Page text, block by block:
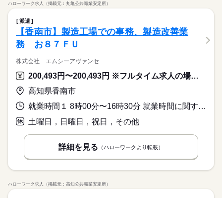
ハローワーク求人（掲載元：丸亀公共職業安定所）
派遣
【香南市】製造工場での事務、製造改善業
務 お８７ＦＵ
株式会社 エムシーアヴァンセ
200,493円〜200,493円 ※フルタイム求人の場合は月額（換算額）、パート求人の場合は時間額を表示しています。
高知県香南市
就業時間１ 8時00分〜16時30分 就業時間に関する特記事項 ＊休憩時間 １２：００～１２：４５
土曜日，日曜日，祝日，その他
詳細を見る （ハローワークより転載）
ハローワーク求人（掲載元：高知公共職業安定所）